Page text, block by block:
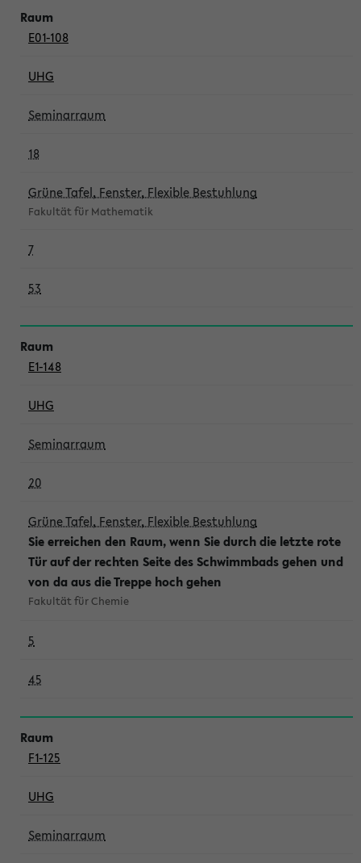
E01-108
UHG
Seminarraum
18
Grüne Tafel, Fenster, Flexible Bestuhlung
Fakultät für Mathematik
7
53
E1-148
UHG
Seminarraum
20
Grüne Tafel, Fenster, Flexible Bestuhlung
Sie erreichen den Raum, wenn Sie durch die letzte rote
Tür auf der rechten Seite des Schwimmbads gehen und
von da aus die Treppe hoch gehen
Fakultät für Chemie
5
45
F1-125
UHG
Seminarraum